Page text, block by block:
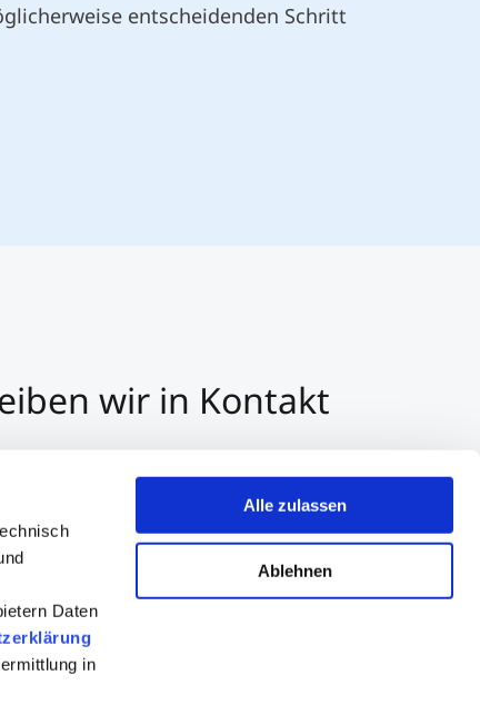
Daten
in
Alle zulassen
Ablehnen
entscheidenden Schritt
wir in Kontakt
kontaktieren